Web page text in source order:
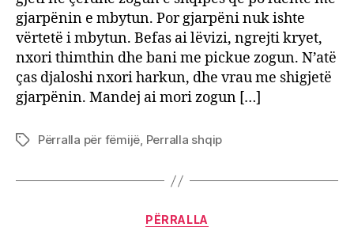
gjarpënin e mbytun. Por gjarpëni nuk ishte
vërtetë i mbytun. Befas ai lëvizi, ngrejti kryet,
nxori thimthin dhe bani me pickue zogun. N’atë
ças djaloshi nxori harkun, dhe vrau me shigjetë
gjarpënin. Mandej ai mori zogun […]
TagsPërralla për fëmijë, Perralla shqip
Categories
PËRRALLA